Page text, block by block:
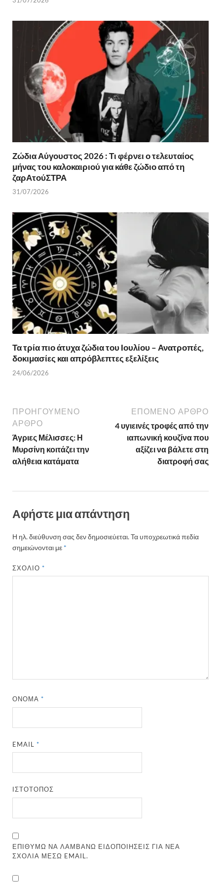
Ζώδια Αύγουστος 2026 : Τι φέρνει ο τελευταίος
μήνας του καλοκαιριού για κάθε ζώδιο από τη
ζαρΑτούΣΤΡΑ
31/07/2026
Τα τρία πιο άτυχα ζώδια του Ιουλίου – Ανατροπές,
δοκιμασίες και απρόβλεπτες εξελίξεις
24/06/2026
ΠΡΟΗΓΟΎΜΕΝΟ
ΆΡΘΡΟ
Άγριες Μέλισσες: Η
Μυρσίνη κοιτάζει την
αλήθεια κατάματα
ΕΠΌΜΕΝΟ ΆΡΘΡΟ
4 υγιεινές τροφές από την
ιαπωνική κουζίνα που
αξίζει να βάλετε στη
διατροφή σας
Αφήστε μια απάντηση
Η ηλ. διεύθυνση σας δεν δημοσιεύεται.Τα υποχρεωτικά πεδία
σημειώνονται με *
ΣΧΌΛΙΟ*
ΌΝΟΜΑ*
EMAIL*
ΙΣΤΌΤΟΠΟΣ
ΕΠΙΘΥΜΏ ΝΑ ΛΑΜΒΆΝΩ ΕΙΔΟΠΟΙΉΣΕΙΣ ΓΙΑ ΝΈΑ
ΣΧΌΛΙΑ ΜΈΣΩ EMAIL.